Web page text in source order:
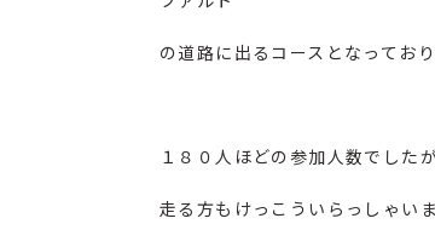
の道路に出るコースとなっており
１８０人ほどの参加人数でした
走る方もけっこういらっしゃいま